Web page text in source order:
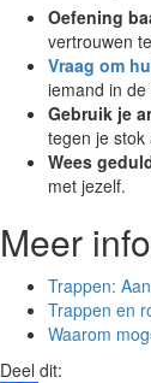
Oefening
vertrouwen
Vraag om
iemand in
Gebruik je
tegen je stok
Wees
met jezelf.
Meer
Trappen:
Trappen en
Waarom
Deel dit: